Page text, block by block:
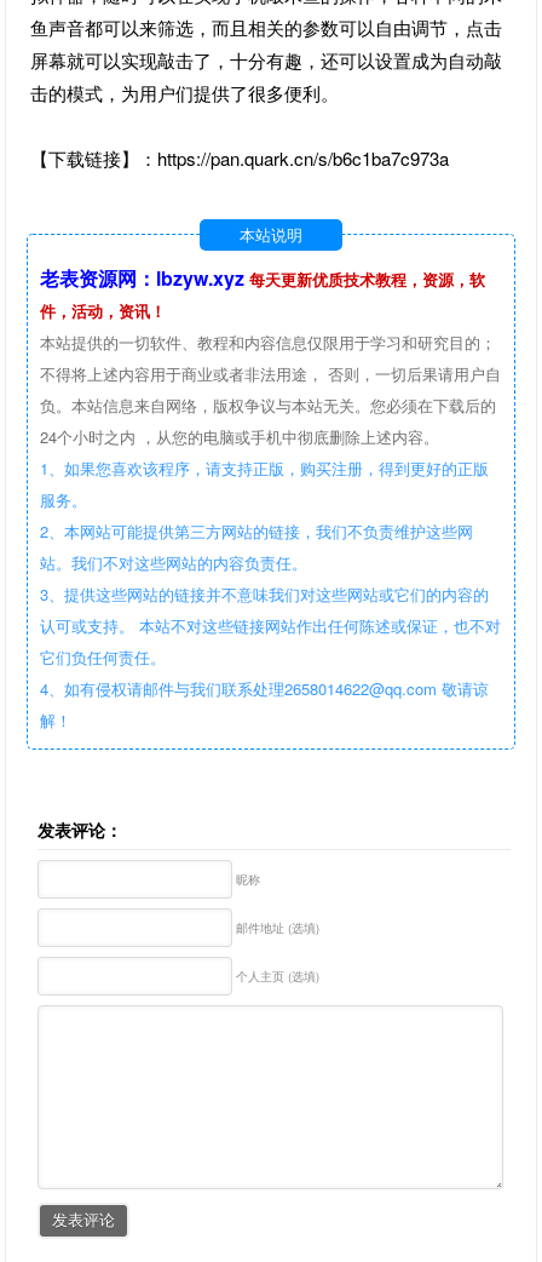
鱼声音都可以来筛选，而且相关的参数可以自由调节，点击
屏幕就可以实现敲击了，十分有趣，还可以设置成为自动敲
击的模式，为用户们提供了很多便利。
【下载链接】：https://pan.quark.cn/s/b6c1ba7c973a
本站说明
老表资源网：lbzyw.xyz 每天更新优质技术教程，资源，软
件，活动，资讯！
本站提供的一切软件、教程和内容信息仅限用于学习和研究目的；
不得将上述内容用于商业或者非法用途， 否则，一切后果请用户自
负。本站信息来自网络，版权争议与本站无关。您必须在下载后的
24个小时之内 ，从您的电脑或手机中彻底删除上述内容。
1、如果您喜欢该程序，请支持正版，购买注册，得到更好的正版
服务。
2、本网站可能提供第三方网站的链接，我们不负责维护这些网
站。我们不对这些网站的内容负责任。
3、提供这些网站的链接并不意味我们对这些网站或它们的内容的
认可或支持。 本站不对这些链接网站作出任何陈述或保证，也不对
它们负任何责任。
4、如有侵权请邮件与我们联系处理2658014622@qq.com 敬请谅
解！
发表评论：
昵称
邮件地址 (选填)
个人主页 (选填)